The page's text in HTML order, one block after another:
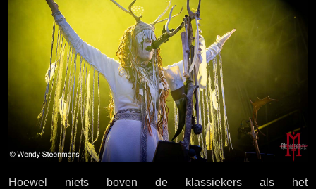
Hoewel niets boven de klassiekers als het